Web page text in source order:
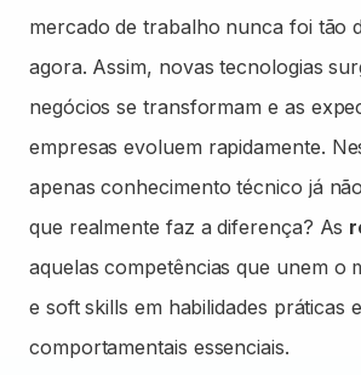
mercado de trabalho nunca foi tão
agora. Assim, novas tecnologias
negócios se transformam e as
empresas evoluem rapidamente.
apenas conhecimento técnico já
que realmente faz a diferença? As
aquelas competências que unem o
e soft skills em habilidades práticas e
comportamentais essenciais.